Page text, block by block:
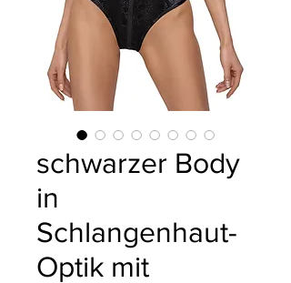
schwarzer Body
in
Schlangenhaut-
Optik mit